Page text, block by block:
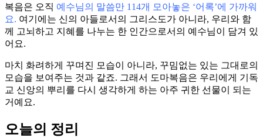
복음은 오직 예수님의 말씀만 114개 모아놓은 ‘어록’에 가까워
요. 여기에는 신의 아들로서의 그리스도가 아니라, 우리와 함
께 고뇌하고 지혜를 나누는 한 인간으로서의 예수님이 담겨 있
어요.
마치 화려하게 꾸며진 모습이 아니라, 꾸밈없는 있는 그대로의
모습을 보여주는 것과 같죠. 그래서 도마복음은 우리에게 기독
교 신앙의 뿌리를 다시 생각하게 하는 아주 귀한 선물이 되는
거예요.
오늘의 정리